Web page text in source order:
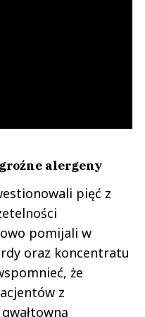
alergeny
pięć z
pomijali w
oraz koncentratu
że
z